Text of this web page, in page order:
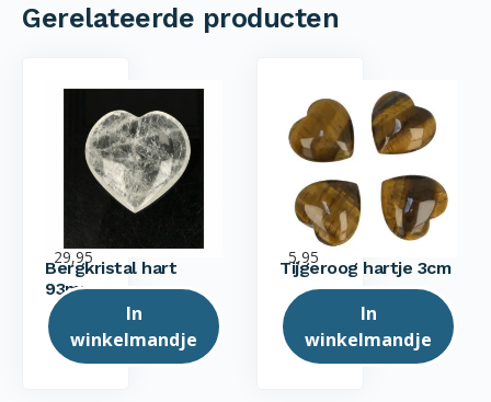
Gerelateerde producten
Bergkristal hart
93mm
29,95
In
winkelmandje
Tijgeroog hartje 3cm
5,95
In
winkelmandje